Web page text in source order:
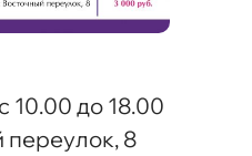
10.00 до 18.00
переулок, 8